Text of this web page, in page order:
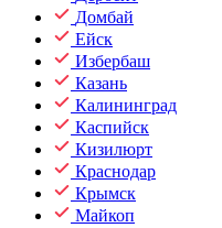
Домбай
Ейск
Избербаш
Казань
Калининград
Каспийск
Кизилюрт
Краснодар
Крымск
Майкоп